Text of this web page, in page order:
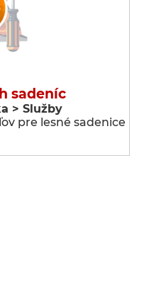
sadeníc
> Služby
pre lesné sadenice